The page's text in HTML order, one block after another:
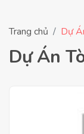
Trang chủ Dự
Dự Án